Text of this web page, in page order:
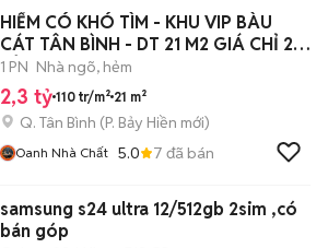
HIẾM CÓ KHÓ TÌM - KHU VIP BÀU
CÁT TÂN BÌNH - DT 21 M2 GIÁ CHỈ 2,3
TỶ
1 PN Nhà ngõ, hẻm
2,3 tỷ 110 tr/m² 21 m²
Q. Tân Bình (P. Bảy Hiền mới)
Oanh Nhà Chất 5.0 7 đã bán
samsung s24 ultra 12/512gb 2sim ,có
bán góp